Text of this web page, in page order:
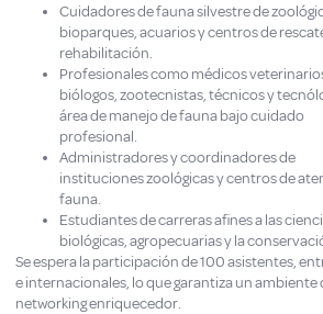
Cuidadores de fauna silvestre de
bioparques, acuarios y centros de
rehabilitación.
Profesionales como médicos
biólogos, zootecnistas, técnicos y
área de manejo de fauna bajo cuidado
profesional.
Administradores y coordinadores de
instituciones zoológicas y centros de
fauna.
Estudiantes de carreras afines a las
biológicas, agropecuarias y la
Se espera la participación de 100 asistentes,
e internacionales, lo que garantiza un ambiente
networking enriquecedor.